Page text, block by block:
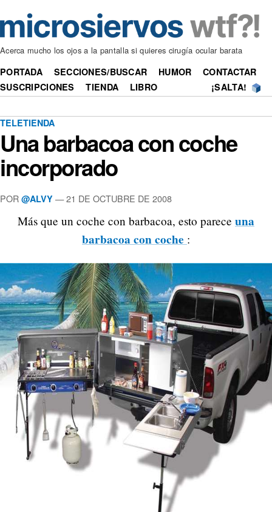
Acerca mucho los ojos a la pantalla si quieres cirugía ocular barata
PORTADA SECCIONES/BUSCAR HUMOR
CONTACTAR
SUSCRIPCIONES
TIENDA LIBRO ¡SALTA!
TELETIENDA
Una barbacoa con coche
incorporado
POR @ALVY —21 DE OCTUBRE DE 2008
Más que un coche con barbacoa, esto parece una
barbacoa con coche :